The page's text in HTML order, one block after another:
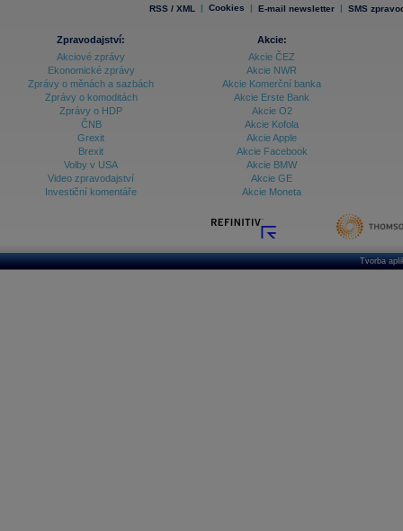
RSS / XML | Cookies | E-mail newsletter | SMS
Zpravodajství:
Akciové zprávy
Ekonomické zprávy
Zprávy o měnách a sazbách
Zprávy o komoditách
Zprávy o HDP
ČNB
Grexit
Brexit
Volby v USA
Video zpravodajství
Investiční komentáře
Akcie:
Akcie ČEZ
Akcie NWR
Akcie Komerční banka
Akcie Erste Bank
Akcie O2
Akcie Kofola
Akcie Apple
Akcie Facebook
Akcie BMW
Akcie GE
Akcie Moneta
Tvorba